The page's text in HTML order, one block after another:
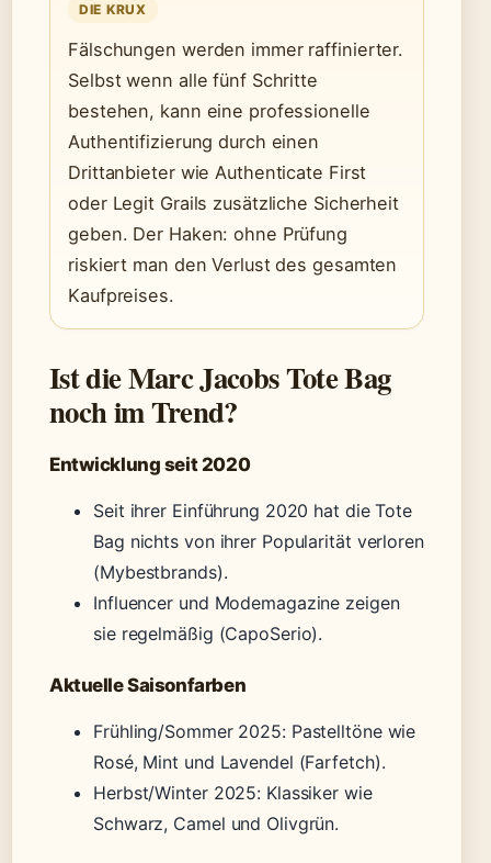
DIE KRUX
Fälschungen werden immer raffinierter.
Selbst wenn alle fünf Schritte
bestehen, kann eine professionelle
Authentifizierung durch einen
Drittanbieter wie Authenticate First
oder Legit Grails zusätzliche Sicherheit
geben. Der Haken: ohne Prüfung
riskiert man den Verlust des gesamten
Kaufpreises.
Ist die Marc Jacobs Tote Bag
noch im Trend?
Entwicklung seit 2020
Seit ihrer Einführung 2020 hat die Tote
Bag nichts von ihrer Popularität verloren
(Mybestbrands).
Influencer und Modemagazine zeigen
sie regelmäßig (CapoSerio).
Aktuelle Saisonfarben
Frühling/Sommer 2025: Pastelltöne wie
Rosé, Mint und Lavendel (Farfetch).
Herbst/Winter 2025: Klassiker wie
Schwarz, Camel und Olivgrün.